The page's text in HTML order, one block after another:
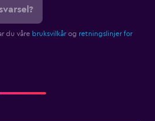
du våre bruksvilkår og retningslinjer for